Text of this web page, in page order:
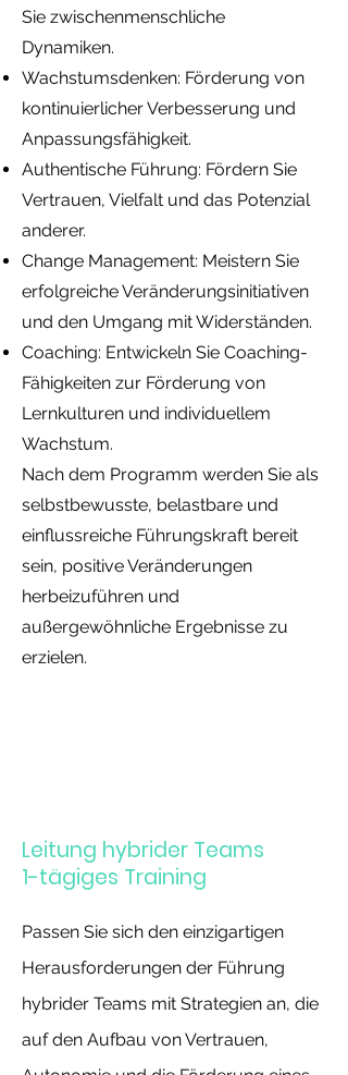
Sie zwischenmenschliche
Dynamiken.
Wachstumsdenken: Förderung von
kontinuierlicher Verbesserung und
Anpassungsfähigkeit.
Authentische Führung: Fördern Sie
Vertrauen, Vielfalt und das Potenzial
anderer.
Change Management: Meistern Sie
erfolgreiche Veränderungsinitiativen
und den Umgang mit Widerständen.
Coaching: Entwickeln Sie Coaching-
Fähigkeiten zur Förderung von
Lernkulturen und individuellem
Wachstum.
Nach dem Programm werden Sie als
selbstbewusste, belastbare und
einflussreiche Führungskraft bereit
sein, positive Veränderungen
herbeizuführen und
außergewöhnliche Ergebnisse zu
erzielen.
Leitung hybrider Teams
1-tägiges Training
Passen Sie sich den einzigartigen
Herausforderungen der Führung
hybrider Teams mit Strategien an, die
auf den Aufbau von Vertrauen,